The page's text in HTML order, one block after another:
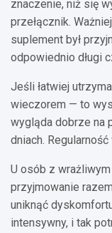
znaczenie, niż się
przełącznik.
suplement był
odpowiednio długi
Jeśli łatwiej
wieczorem — to
wygląda dobrze na
dniach.
U osób z
przyjmowanie
uniknąć
intensywny, i tak